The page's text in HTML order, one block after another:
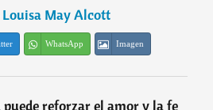
Louisa May Alcott
WhatsApp Imagen
puede reforzar el amor y la fe